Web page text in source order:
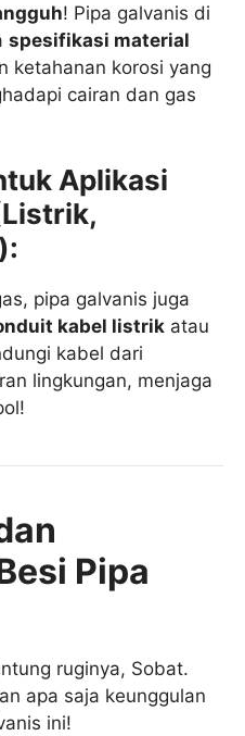
! Pipa galvanis di
spesifikasi material
ketahanan korosi yang
cairan dan gas
Aplikasi
pipa galvanis juga
kabel listrik atau
kabel dari
lingkungan, menjaga
Pipa
ruginya, Sobat.
apa saja keunggulan
ini!